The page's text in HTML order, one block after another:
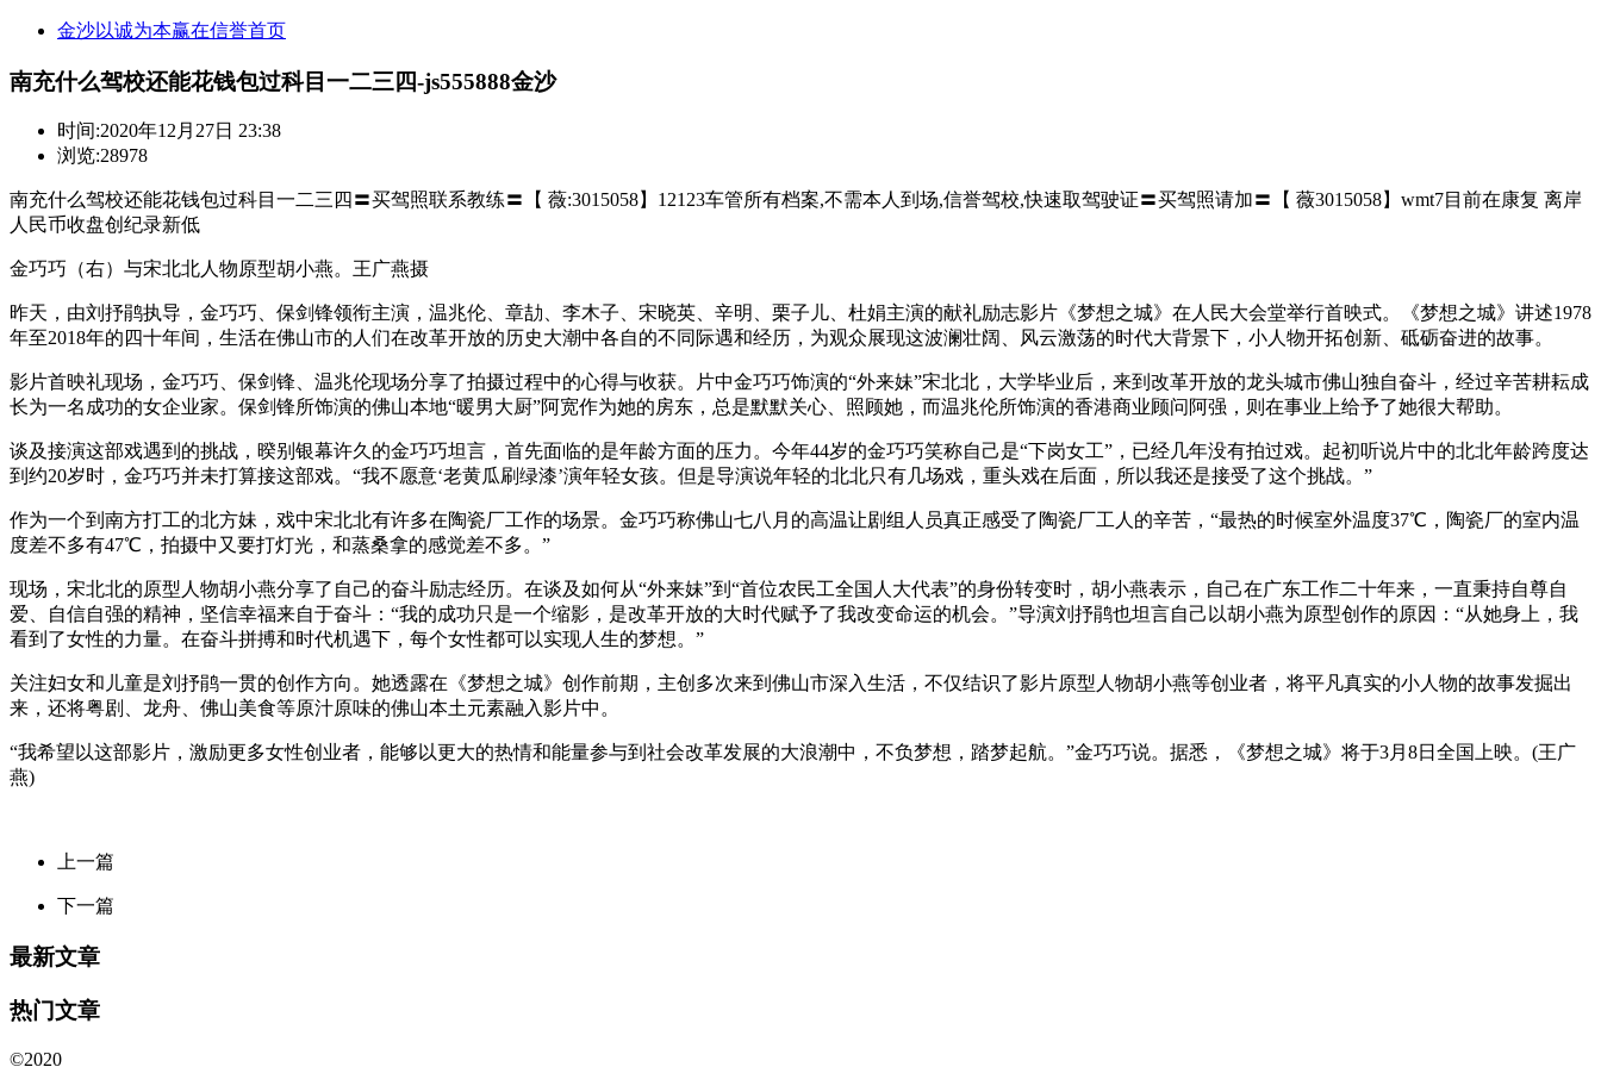
金沙以诚为本赢在信誉首页
南充什么驾校还能花钱包过科目一二三四-js555888金沙
时间:2020年12月27日 23:38
浏览:28978
南充什么驾校还能花钱包过科目一二三四〓买驾照联系教练〓【 薇:3015058】12123车管所有档案,不需本人到场,信誉驾校,快速取驾驶证〓买驾照请加〓【 薇3015058】wmt7目前在康复 离岸
人民币收盘创纪录新低
金巧巧（右）与宋北北人物原型胡小燕。王广燕摄
昨天，由刘抒鹃执导，金巧巧、保剑锋领衔主演，温兆伦、章劼、李木子、宋晓英、辛明、栗子儿、杜娟主演的献礼励志影片《梦想之城》在人民大会堂举行首映式。《梦想之城》讲述1978
年至2018年的四十年间，生活在佛山市的人们在改革开放的历史大潮中各自的不同际遇和经历，为观众展现这波澜壮阔、风云激荡的时代大背景下，小人物开拓创新、砥砺奋进的故事。
影片首映礼现场，金巧巧、保剑锋、温兆伦现场分享了拍摄过程中的心得与收获。片中金巧巧饰演的“外来妹”宋北北，大学毕业后，来到改革开放的龙头城市佛山独自奋斗，经过辛苦耕耘成
长为一名成功的女企业家。保剑锋所饰演的佛山本地“暖男大厨”阿宽作为她的房东，总是默默关心、照顾她，而温兆伦所饰演的香港商业顾问阿强，则在事业上给予了她很大帮助。
谈及接演这部戏遇到的挑战，暌别银幕许久的金巧巧坦言，首先面临的是年龄方面的压力。今年44岁的金巧巧笑称自己是“下岗女工”，已经几年没有拍过戏。起初听说片中的北北年龄跨度达
到约20岁时，金巧巧并未打算接这部戏。“我不愿意‘老黄瓜刷绿漆’演年轻女孩。但是导演说年轻的北北只有几场戏，重头戏在后面，所以我还是接受了这个挑战。”
作为一个到南方打工的北方妹，戏中宋北北有许多在陶瓷厂工作的场景。金巧巧称佛山七八月的高温让剧组人员真正感受了陶瓷厂工人的辛苦，“最热的时候室外温度37℃，陶瓷厂的室内温
度差不多有47℃，拍摄中又要打灯光，和蒸桑拿的感觉差不多。”
现场，宋北北的原型人物胡小燕分享了自己的奋斗励志经历。在谈及如何从“外来妹”到“首位农民工全国人大代表”的身份转变时，胡小燕表示，自己在广东工作二十年来，一直秉持自尊自
爱、自信自强的精神，坚信幸福来自于奋斗：“我的成功只是一个缩影，是改革开放的大时代赋予了我改变命运的机会。”导演刘抒鹃也坦言自己以胡小燕为原型创作的原因：“从她身上，我
看到了女性的力量。在奋斗拼搏和时代机遇下，每个女性都可以实现人生的梦想。”
关注妇女和儿童是刘抒鹃一贯的创作方向。她透露在《梦想之城》创作前期，主创多次来到佛山市深入生活，不仅结识了影片原型人物胡小燕等创业者，将平凡真实的小人物的故事发掘出
来，还将粤剧、龙舟、佛山美食等原汁原味的佛山本土元素融入影片中。
“我希望以这部影片，激励更多女性创业者，能够以更大的热情和能量参与到社会改革发展的大浪潮中，不负梦想，踏梦起航。”金巧巧说。据悉，《梦想之城》将于3月8日全国上映。(王广
燕)
上一篇
下一篇
最新文章
热门文章
©2020